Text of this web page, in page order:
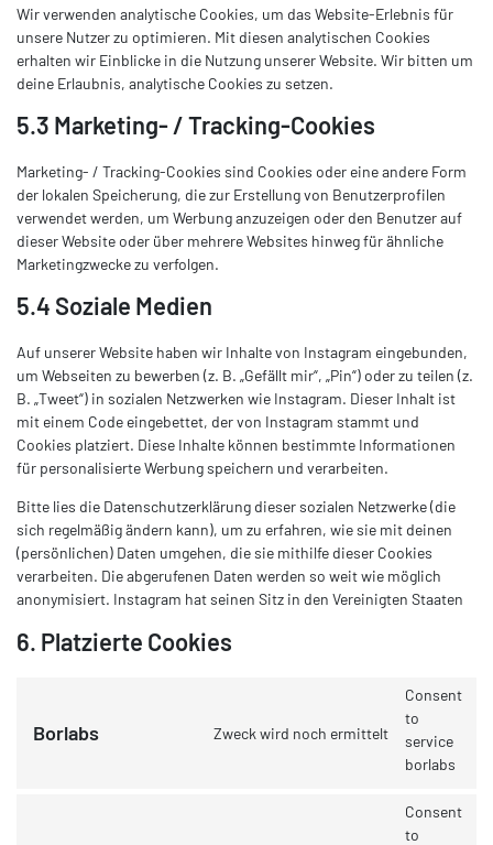
Wir verwenden analytische Cookies, um das Website-Erlebnis für
unsere Nutzer zu optimieren. Mit diesen analytischen Cookies
erhalten wir Einblicke in die Nutzung unserer Website. Wir bitten um
deine Erlaubnis, analytische Cookies zu setzen.
5.3 Marketing- / Tracking-Cookies
Marketing- / Tracking-Cookies sind Cookies oder eine andere Form
der lokalen Speicherung, die zur Erstellung von Benutzerprofilen
verwendet werden, um Werbung anzuzeigen oder den Benutzer auf
dieser Website oder über mehrere Websites hinweg für ähnliche
Marketingzwecke zu verfolgen.
5.4 Soziale Medien
Auf unserer Website haben wir Inhalte von Instagram eingebunden,
um Webseiten zu bewerben (z. B. „Gefällt mir“, „Pin“) oder zu teilen (z.
B. „Tweet“) in sozialen Netzwerken wie Instagram. Dieser Inhalt ist
mit einem Code eingebettet, der von Instagram stammt und
Cookies platziert. Diese Inhalte können bestimmte Informationen
für personalisierte Werbung speichern und verarbeiten.
Bitte lies die Datenschutzerklärung dieser sozialen Netzwerke (die
sich regelmäßig ändern kann), um zu erfahren, wie sie mit deinen
(persönlichen) Daten umgehen, die sie mithilfe dieser Cookies
verarbeiten. Die abgerufenen Daten werden so weit wie möglich
anonymisiert. Instagram hat seinen Sitz in den Vereinigten Staaten
6. Platzierte Cookies
Borlabs Zweck wird noch ermittelt
Consent
to
service
borlabs
Consent
to